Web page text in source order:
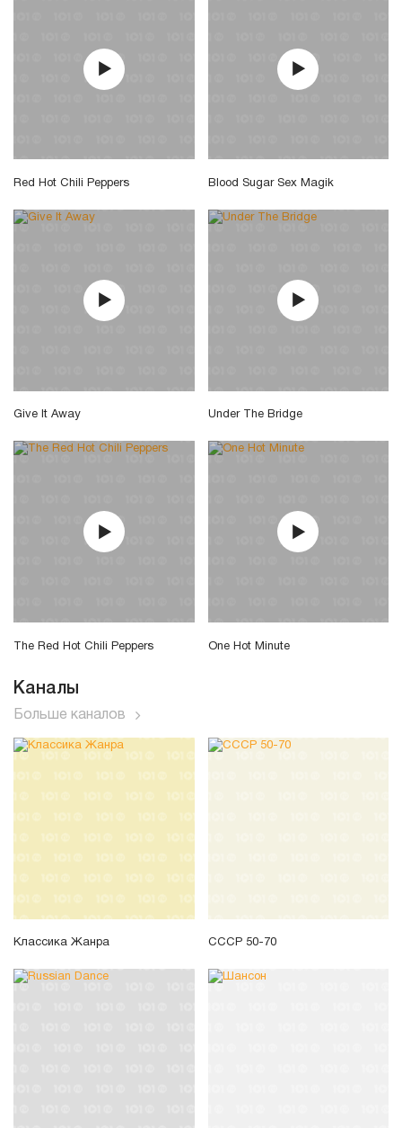
Red Hot Chili Peppers Blood Sugar Sex Magik
Give It Away Under The Bridge
The Red Hot Chili Peppers One Hot Minute
Каналы
Больше каналов
Классика Жанра СССР 50-70